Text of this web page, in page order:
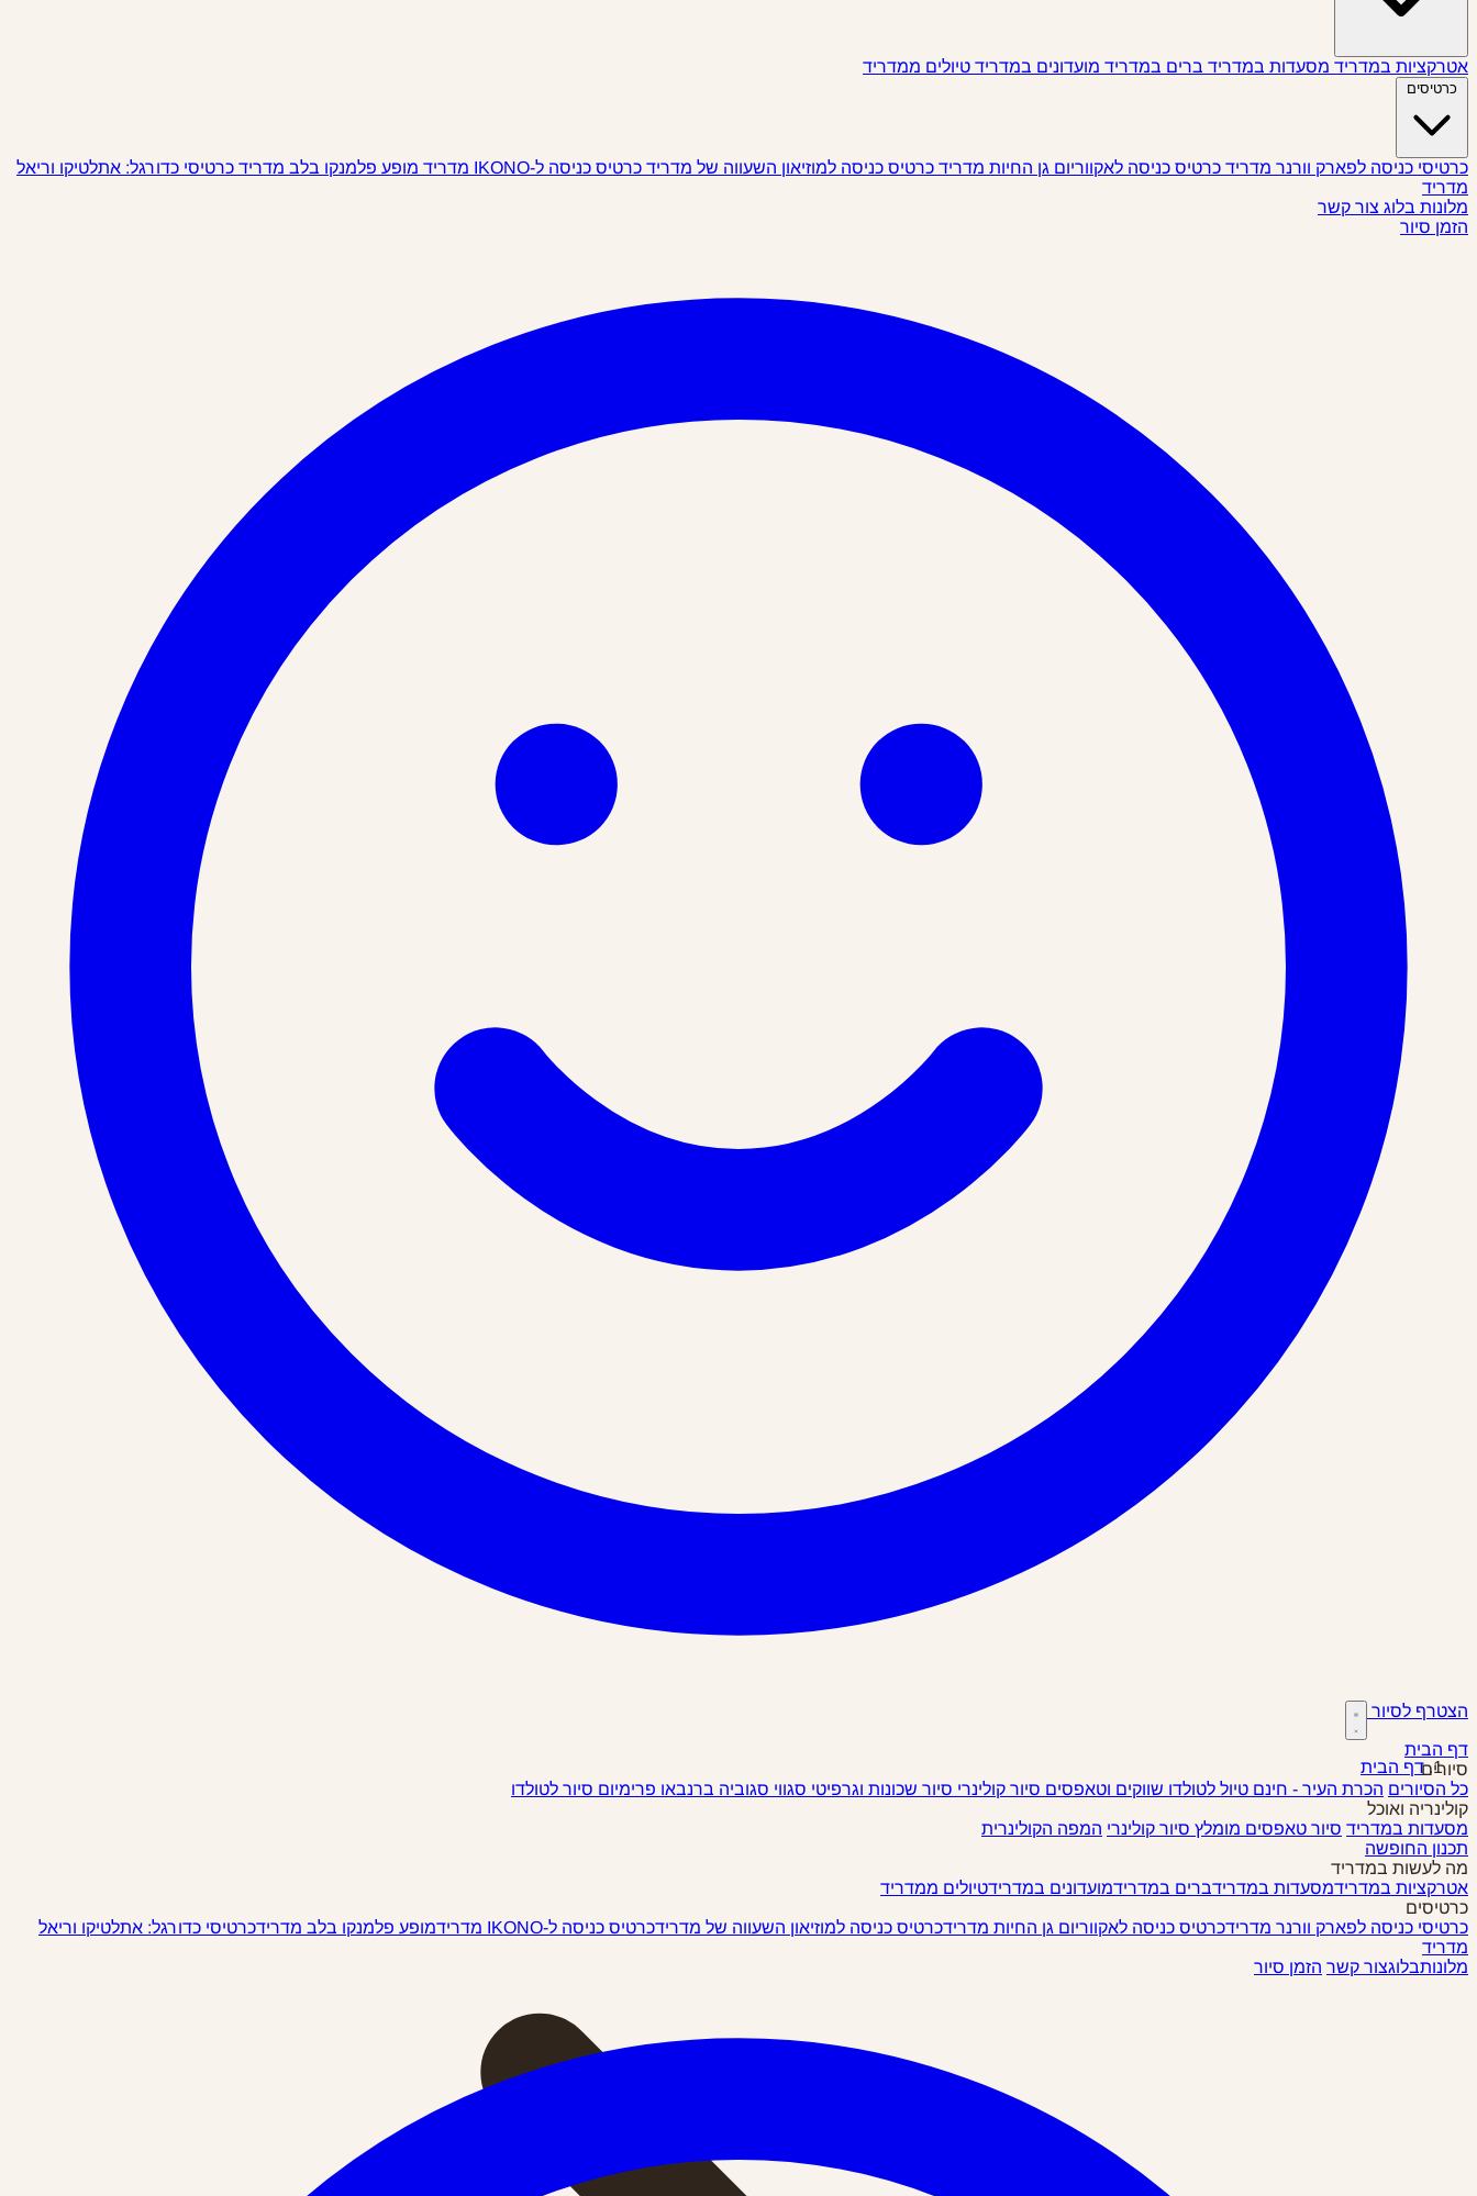
אטרקציות במדריד מסעדות במדריד ברים במדריד מועדונים במדריד טיולים ממדריד
כרטיסים
כרטיסי כניסה לפארק וורנר מדריד כרטיס כניסה לאקווריום גן החיות מדריד כרטיס כניסה למוזיאון השעווה של מדריד כרטיס כניסה ל-IKONO מדריד מופע פלמנקו בלב מדריד כרטיסי כדורגל: אתלטיקו וריאל
מדריד
מלונות בלוג צור קשר
הזמן סיור
הצטרף לסיור
דף הבית
סיורים
כל הסיורים הכרת העיר - חינם טיול לטולדו שווקים וטאפסים סיור קולינרי סיור שכונות וגרפיטי סגווי סגוביה ברנבאו פרימיום סיור לטולדו
קולינריה ואוכל
מסעדות במדריד סיור טאפסים מומלץ סיור קולינרי המפה הקולינרית
תכנון החופשה
מה לעשות במדריד
אטרקציות במדרידמסעדות במדרידברים במדרידמועדונים במדרידטיולים ממדריד
כרטיסים
כרטיסי כניסה לפארק וורנר מדרידכרטיס כניסה לאקווריום גן החיות מדרידכרטיס כניסה למוזיאון השעווה של מדרידכרטיס כניסה ל-IKONO מדריד מופע פלמנקו בלב מדרידכרטיסי כדורגל: אתלטיקו וריאל
מדריד
מלונותבלוגצור קשר הזמן סיור
דף הבית